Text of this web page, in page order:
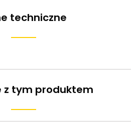
techniczne
z tym produktem